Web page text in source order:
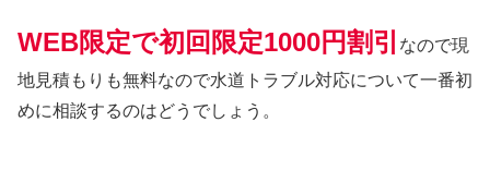
WEB限定で初回限定1000円割引
なので現
地見積もりも無料なので水道トラブル対応について一番初
めに相談するのはどうでしょう。